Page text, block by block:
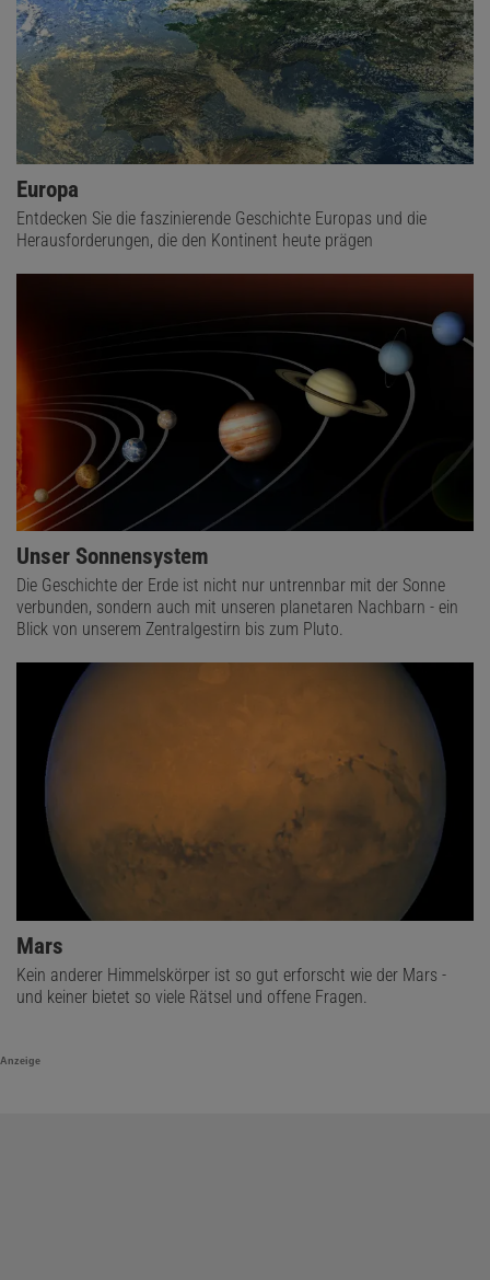
Europa
Entdecken Sie die faszinierende Geschichte Europas und die
Herausforderungen, die den Kontinent heute prägen
Unser Sonnensystem
Die Geschichte der Erde ist nicht nur untrennbar mit der Sonne
verbunden, sondern auch mit unseren planetaren Nachbarn - ein
Blick von unserem Zentralgestirn bis zum Pluto.
Mars
Kein anderer Himmelskörper ist so gut erforscht wie der Mars -
und keiner bietet so viele Rätsel und offene Fragen.
Anzeige